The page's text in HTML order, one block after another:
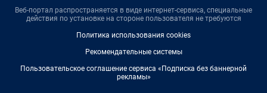
Веб-портал распространяется в виде интернет-сервиса, специальные
действия по установке на стороне пользователя не требуются
Политика использования cookies
Рекомендательные системы
Пользовательское соглашение сервиса «Подписка без баннерной
рекламы»